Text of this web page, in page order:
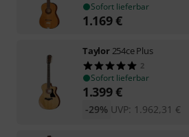
Sofort lieferbar
1.169€
Taylor 254ce Plus
2
Sofort lieferbar
1.399€
UVP: 1.962,31 €
-29%